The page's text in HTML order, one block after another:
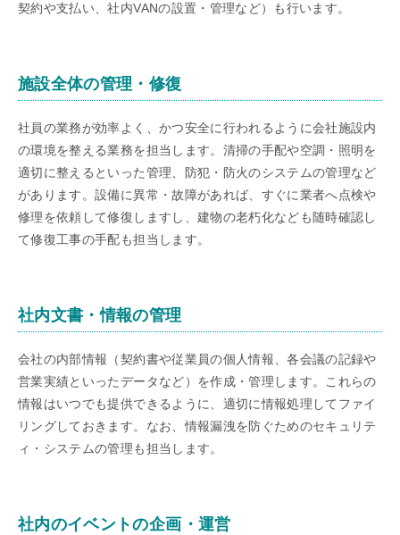
契約や支払い、社内VANの設置・管理など）も行います。
施設全体の管理・修復
社員の業務が効率よく、かつ安全に行われるように会社施設内
の環境を整える業務を担当します。清掃の手配や空調・照明を
適切に整えるといった管理、防犯・防火のシステムの管理など
があります。設備に異常・故障があれば、すぐに業者へ点検や
修理を依頼して修復しますし、建物の老朽化なども随時確認し
て修復工事の手配も担当します。
社内文書・情報の管理
会社の内部情報（契約書や従業員の個人情報、各会議の記録や
営業実績といったデータなど）を作成・管理します。これらの
情報はいつでも提供できるように、適切に情報処理してファイ
リングしておきます。なお、情報漏洩を防ぐためのセキュリテ
ィ・システムの管理も担当します。
社内のイベントの企画・運営